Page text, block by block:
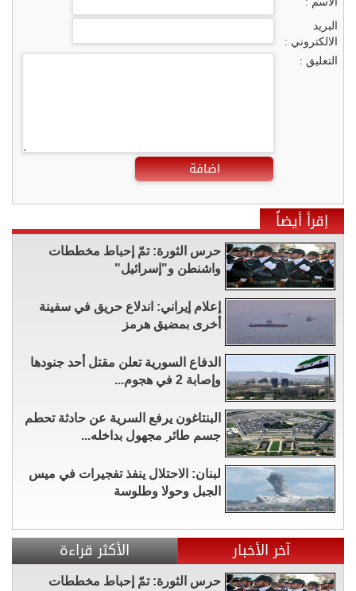
البريد
الالكتروني :
التعليق :
اضافة
إقرأ أيضاً
حرس الثورة: تمّ إحباط مخططات
واشنطن و"إسرائيل"
إعلام إيراني: اندلاع حريق في سفينة
أخرى بمضيق هرمز
الدفاع السورية تعلن مقتل أحد جنودها
وإصابة 2 في هجوم...
البنتاغون يرفع السرية عن حادثة تحطم
جسم طائر مجهول بداخله...
لبنان: الاحتلال ينفذ تفجيرات في ميس
الجبل وحولا وطلوسة
آخر الأخبار الأكثر قراءة
حرس الثورة: تمّ إحباط مخططات